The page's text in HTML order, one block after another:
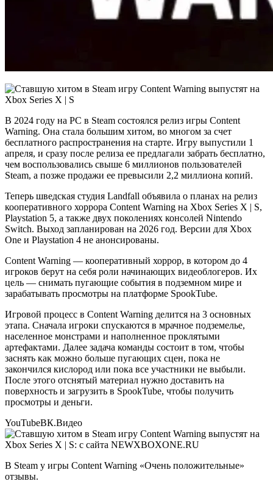
В 2024 году на PC в Steam состоялся релиз игры Content
Warning. Она стала большим хитом, во многом за счет
бесплатного распространения на старте. Игру выпустили 1
апреля, и сразу после релиза ее предлагали забрать бесплатно,
чем воспользовались свыше 6 миллионов пользователей
Steam, а позже продажи ее превысили 2,2 миллиона копий.
Теперь шведская студия Landfall объявила о планах на релиз
кооперативного хоррора Content Warning на Xbox Series X | S,
Playstation 5, а также двух поколениях консолей Nintendo
Switch. Выход запланирован на 2026 год. Версии для Xbox
One и Playstation 4 не анонсированы.
Content Warning — кооперативный хоррор, в котором до 4
игроков берут на себя роли начинающих видеоблогеров. Их
цель — снимать пугающие события в подземном мире и
зарабатывать просмотры на платформе SpookTube.
Игровой процесс в Content Warning делится на 3 основных
этапа. Сначала игроки спускаются в мрачное подземелье,
населенное монстрами и наполненное проклятыми
артефактами. Далее задача команды состоит в том, чтобы
заснять как можно больше пугающих сцен, пока не
закончился кислород или пока все участники не выбыли.
После этого отснятый материал нужно доставить на
поверхность и загрузить в SpookTube, чтобы получить
просмотры и деньги.
YouTubeВК.Видео
В Steam у игры Content Warning «Очень положительные»
отзывы.